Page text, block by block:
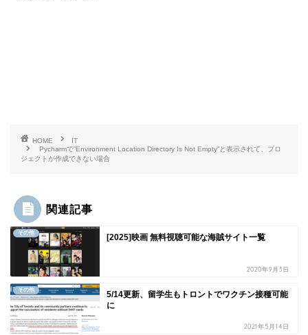
HOME
IT
Pycharmで”Environment Location Directory Is Not Empty”と表示されて、プロ
ジェクトが作成できない場合
関連記事
その他 [2025]映画 無料視聴可能な海賊サイト一覧
2020年9月3日
その他
5/14更新、留学生もトロントでワクチン接種可能
に
2021年5月14日